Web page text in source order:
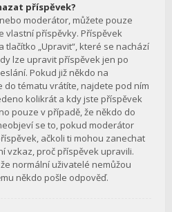
příspěvek?
moderátor, můžete pouze
vlastní příspěvky. Příspěvek
„Upravit“, které se nachází
lze upravit příspěvek jen po
Pokud již někdo na
do tématu vrátíte, najdete pod ním
kolikrát a kdy jste příspěvek
pouze v případě, že někdo do
se to, pokud moderátor
ačkoli ti mohou zanechat
vzkaz, proč příspěvek upravili.
normální uživatelé nemůžou
někdo pošle odpověď.